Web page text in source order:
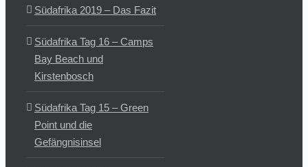
Südafrika 2019 – Das Fazit
Südafrika Tag 16 – Camps
Bay Beach und
Kirstenbosch
Südafrika Tag 15 – Green
Point und die
Gefängnisinsel